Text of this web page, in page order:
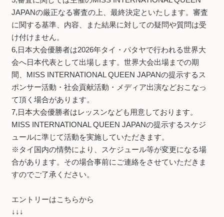
JAPANの厳正なる審査の上、最終決定といたします。審査
に関する基準、内容、また結果に対しての疑問や質問は受
け付けません。
6,日本大会優勝者は2026年タイ・パタヤで行われる世界大
会へ日本代表として出場します。世界大会出場までの期
間、MISS INTERNATIONAL QUEEN JAPANの提示するス
ポンサー活動・社会貢献活動・メディア出演などおこなっ
て頂く場合があります。
7,日本大会優勝者はレッスンなども用意しております。
MISS INTERNATIONAL QUEEN JAPANの提示するスケジ
ュールに準じて活動を実施していただきます。
※タイ国内の情勢により、スケジュール等が変更になる場
合があります。その場合事前にご連絡をさせていただきま
すのでご了承ください。
エントリーはこちらから
↓↓↓